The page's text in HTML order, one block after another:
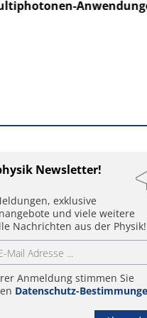
Newsletter!
exklusive
und viele weitere
Nachrichten aus der Physik!
Anmeldung stimmen Sie
Datenschutz-